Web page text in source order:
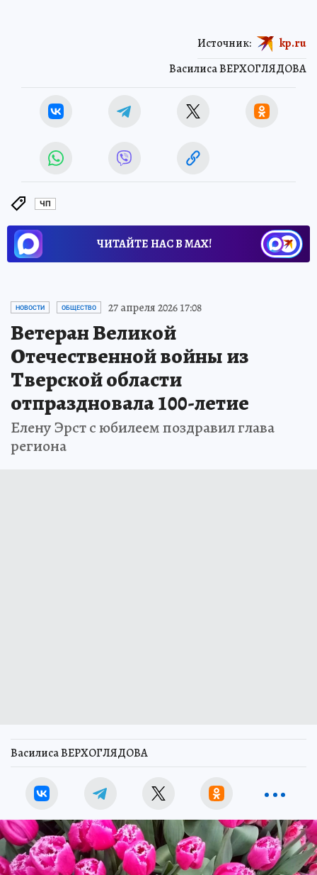
Василиса ВЕРХОГЛЯДОВА
Источник: kp.ru
ЧП
ЧИТАЙТЕ НАС В МАХ!
НОВОСТИ ОБЩЕСТВО 27 апреля 2026 17:08
Ветеран Великой
Отечественной войны из
Тверской области
отпраздновала 100-летие
Елену Эрст с юбилеем поздравил глава
региона
Василиса ВЕРХОГЛЯДОВА